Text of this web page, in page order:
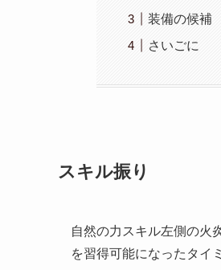
装備の候補
さいごに
スキル振り
自然の力スキル左側の火
を習得可能になったタイ